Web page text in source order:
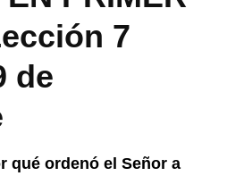
7
de
qué ordenó el Señor a